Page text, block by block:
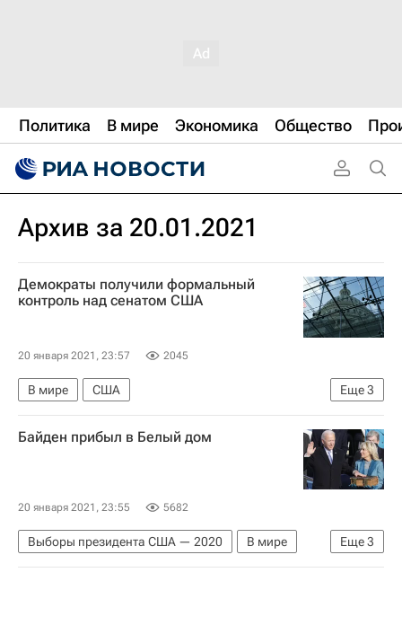
Политика В мире Экономика Общество
Архив за 20.01.2021
Демократы получили формальный
контроль над сенатом США
20 января 2021, 23:57 2045
Еще3
В мире
США
Демократическая партия США
Джорджия
Калифорния
Байден прибыл в Белый дом
20 января 2021, 23:55 5682
Еще3
Выборы президента США — 2020
В мире
США
Джо Байден